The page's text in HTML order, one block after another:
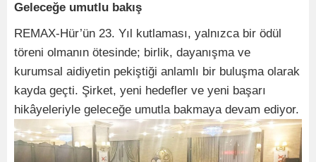
Geleceğe umutlu bakış
REMAX-Hür’ün 23. Yıl kutlaması, yalnızca bir ödül
töreni olmanın ötesinde; birlik, dayanışma ve
kurumsal aidiyetin pekiştiği anlamlı bir buluşma olarak
kayda geçti. Şirket, yeni hedefler ve yeni başarı
hikâyeleriyle geleceğe umutla bakmaya devam ediyor.